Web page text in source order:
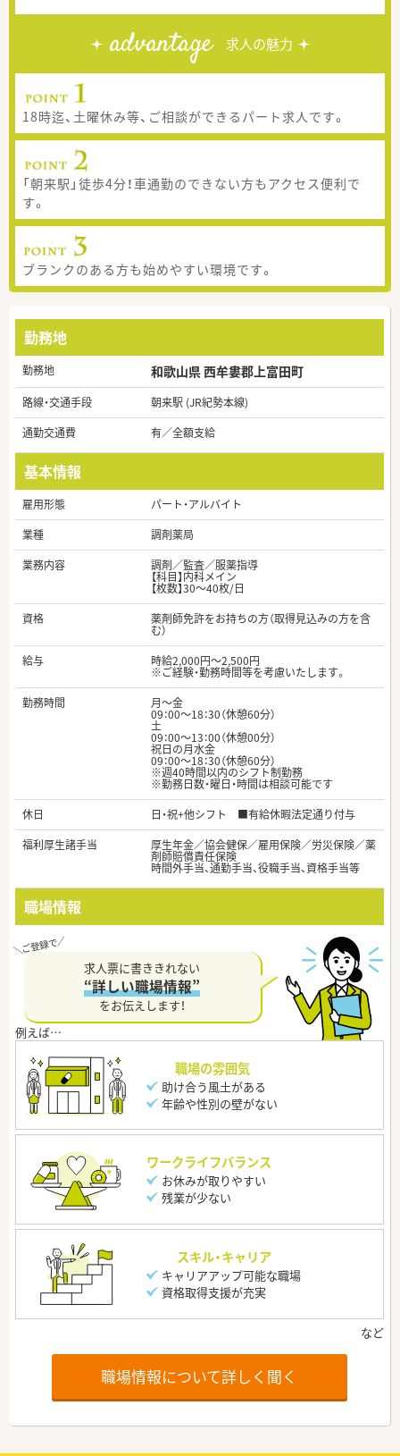
advantage 求人の魅力
18時迄、土曜休み等、ご相談ができるパート求人です。
「朝来駅」徒歩4分！車通勤のできない方もアクセス便利で
す。
ブランクのある方も始めやすい環境です。
勤務地
勤務地 和歌山県 西牟婁郡上富田町
路線・交通手段
朝来駅 (JR紀勢本線)
通勤交通費
有／全額支給
基本情報
雇用形態
パート・アルバイト
業種
調剤薬局
業務内容
調剤／監査／服薬指導
【科目】内科メイン
【枚数】30～40枚/日
資格
薬剤師免許をお持ちの方（取得見込みの方を含
む）
給与
時給2,000円～2,500円
※ご経験・勤務時間等を考慮いたします。
勤務時間
月～金
09：00～18：30（休憩60分）
土
09：00～13：00（休憩00分）
祝日の月水金
09：00～18：30（休憩60分）
※週40時間以内のシフト制勤務
※勤務日数・曜日・時間は相談可能です
休日
日・祝+他シフト ■有給休暇法定通り付与
福利厚生諸手当
厚生年金／協会健保／雇用保険／労災保険／薬
剤師賠償責任保険
時間外手当、通勤手当、役職手当、資格手当等
職場情報
求人票に書ききれない
“詳しい職場情報”
をお伝えします！
職場の雰囲気
助け合う風土がある
年齢や性別の壁がない
ワークライフバランス
お休みが取りやすい
残業が少ない
スキル・キャリア
キャリアアップ可能な職場
資格取得支援が充実
職場情報について詳しく聞く